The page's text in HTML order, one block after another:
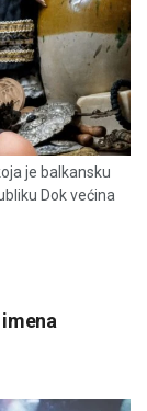
je balkansku
Dok većina